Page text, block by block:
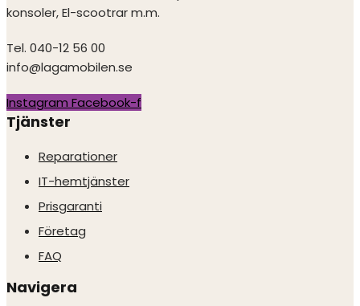
konsoler, El-scootrar m.m.
Tel. 040-12 56 00
info@lagamobilen.se
Instagram Facebook-f
Tjänster
Reparationer
IT-hemtjänster
Prisgaranti
Företag
FAQ
Navigera